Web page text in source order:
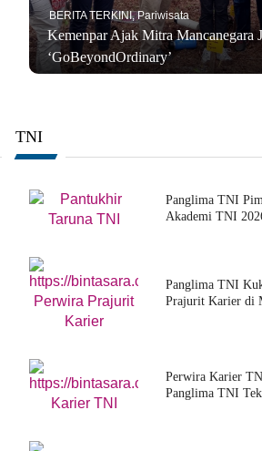
BERITA TERKINI, Pariwisata
Kemenpar Ajak Mitra Mancanegara
‘GoBeyondOrdinary’
TNI
Panglima TNI
Akademi TNI
Panglima TNI
Prajurit Karier di
Perwira Karier
Panglima TNI